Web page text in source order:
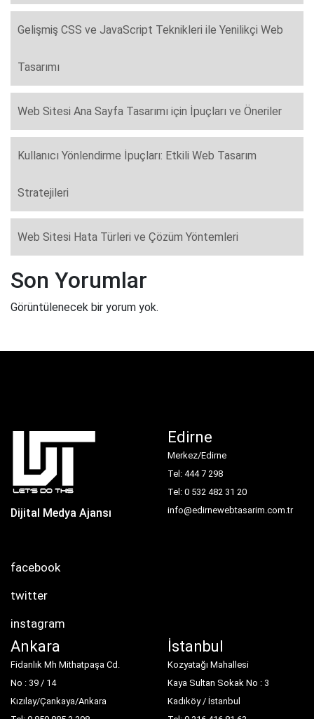
Gelişmiş CSS ve JavaScript Teknikleri ile Yenilikçi Web
Tasarımı
Web Sitesi Ana Sayfa Tasarımı için İpuçları ve Öneriler
Kullanıcı Yönlendirme İpuçları: Etkili Web Tasarım
Stratejileri
Web Sitesi Hata Türleri ve Çözüm Yöntemleri
Son Yorumlar
Görüntülenecek bir yorum yok.
Dijital Medya Ajansı
facebook
twitter
instagram
Edirne
Merkez/Edirne
Tel: 444 7 298
Tel: 0 532 482 31 20
info@edirnewebtasarim.com.tr
Ankara
Fidanlık Mh Mithatpaşa Cd.
No : 39 / 14
Kızılay/Çankaya/Ankara
İstanbul
Kozyatağı Mahallesi
Kaya Sultan Sokak No : 3
Kadıköy / İstanbul